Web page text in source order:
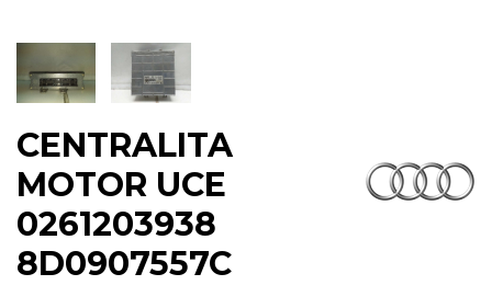
CENTRALITA
MOTOR UCE
0261203938
8D0907557C